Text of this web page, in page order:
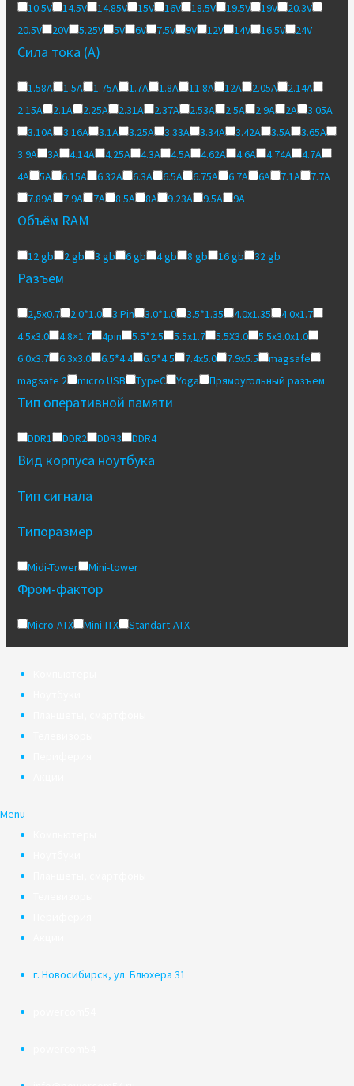
10.5V 14.5V 14.85V 15V 16V 18.5V 19.5V 19V
20.3V
20.5V
20V 5.25V 5V 6V 7.5V 9V 12V 14V 16.5V 24V
Сила тока (А)
1.58A 1.5A 1.75A 1.7A 1.8A 11.8A 12A 2.05A
2.14A
2.15A
2.1A 2.25A 2.31A 2.37A 2.53A 2.5A 2.9A 2A
3.05A
3.10A
3.16A 3.1A 3.25A 3.33A 3.34A 3.42A 3.5A
3.65A
3.9A
3A 4.14A 4.25A 4.3A 4.5A 4.62A 4.6A 4.74A
4.7A
4A
5A 6.15А 6.32A 6.3A 6.5A 6.75A 6.7A 6A 7.1A
7.7A
7.89A
7.9A 7A 8.5A 8A 9.23A 9.5A 9A
Объём RAM
12 gb 2 gb 3 gb 6 gb 4 gb 8 gb 16 gb 32 gb
Разъём
2,5x0.7 2.0*1.0 3 Pin 3.0*1.0 3.5*1.35 4.0x1.35
4.0x1.7
4.5x3.0
4.8×1.7 4pin 5.5*2.5 5.5x1.7 5.5X3.0
5.5x3.0x1.0
6.0x3.7
6.3x3.0 6.5*4.4 6.5*4.5 7.4x5.0 7.9x5.5
magsafe
magsafe 2
micro USB TypeC Yoga Прямоугольный разъем
Тип оперативной памяти
DDR1 DDR2 DDR3 DDR4
Вид корпуса ноутбука
Тип сигнала
Типоразмер
Midi-Tower Mini-tower
Фром-фактор
Micro-ATX Mini-ITX Standart-ATX
Menu
г. Новосибирск, ул. Блюхера 31